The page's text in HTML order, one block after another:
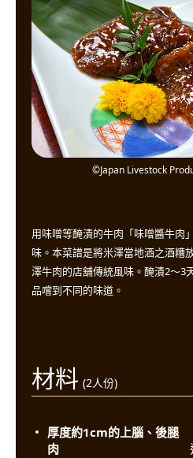
©Japan Livestock
用味噌等醃漬的牛肉「味噌醬牛肉
味。本菜譜是將米澤當地酒之酒糟
澤牛肉的店舖傳統風味。醃漬2〜3
品嚐到不同的味道。
材料 (2人份)
厚度約1cm的上腦、後腿
肉